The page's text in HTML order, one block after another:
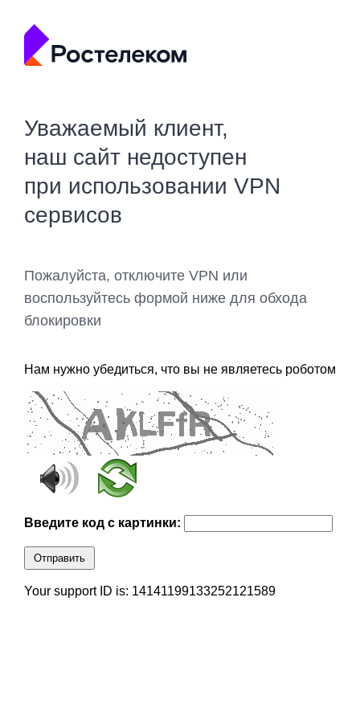
Уважаемый клиент,
наш сайт недоступен
при использовании VPN
сервисов
Пожалуйста, отключите VPN или
воспользуйтесь формой ниже для обхода
блокировки
Нам нужно убедиться, что вы не являетесь роботом
Введите код с картинки:
Отправить
Your support ID is: 14141199133252121589